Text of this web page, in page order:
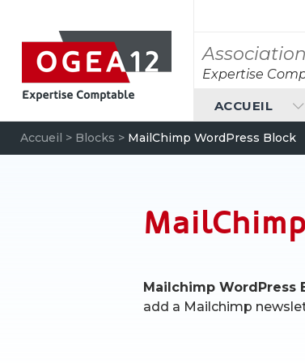
contenu
Expertise
ACCUEIL
Accueil > Blocks > MailChimp WordPress Block
Mailchimp WordPress
add a Mailchimp